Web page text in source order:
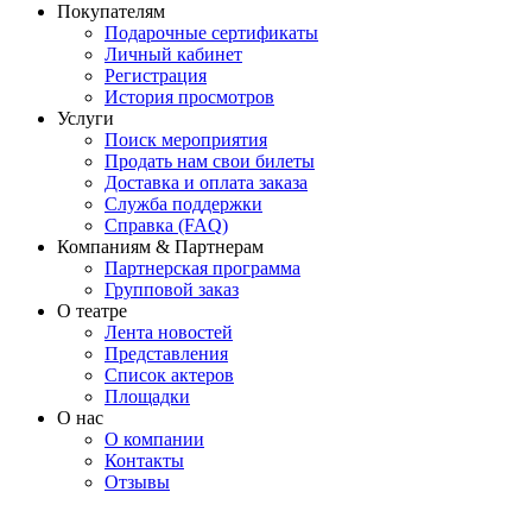
Покупателям
Подарочные сертификаты
Личный кабинет
Регистрация
История просмотров
Услуги
Поиск мероприятия
Продать нам свои билеты
Доставка и оплата заказа
Служба поддержки
Справка (FAQ)
Компаниям & Партнерам
Партнерская программа
Групповой заказ
О театре
Лента новостей
Представления
Список актеров
Площадки
О нас
О компании
Контакты
Отзывы